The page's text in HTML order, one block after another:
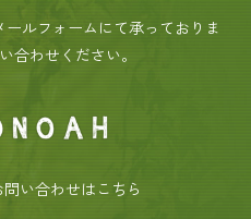
ルフォームにて承っておりま
合わせください。
い合わせはこちら